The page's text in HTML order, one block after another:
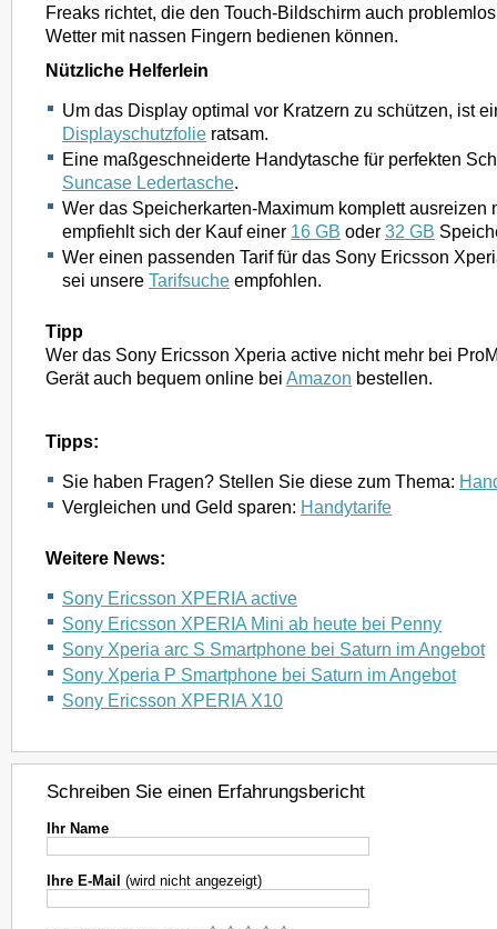
Freaks richtet, die den Touch-Bildschirm auch
Wetter mit nassen Fingern bedienen können.
Nützliche Helferlein
Um das Display optimal vor Kratzern zu schützen, ist
Displayschutzfolie ratsam.
Eine maßgeschneiderte Handytasche für perfekten
Suncase Ledertasche.
Wer das Speicherkarten-Maximum komplett ausreizen
empfiehlt sich der Kauf einer 16 GB oder 32 GB
Wer einen passenden Tarif für das Sony Ericsson
sei unsere Tarifsuche empfohlen.
Tipp
Wer das Sony Ericsson Xperia active nicht mehr bei
Gerät auch bequem online bei Amazon bestellen.
Tipps:
Sie haben Fragen? Stellen Sie diese zum Thema:
Vergleichen und Geld sparen: Handytarife
Weitere News:
Sony Ericsson XPERIA active
Sony Ericsson XPERIA Mini ab heute bei Penny
Sony Xperia arc S Smartphone bei Saturn im Angebot
Sony Xperia P Smartphone bei Saturn im Angebot
Sony Ericsson XPERIA X10
Schreiben Sie einen Erfahrungsbericht
Ihr Name
Ihre E-Mail (wird nicht angezeigt)